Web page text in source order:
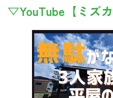
▽YouTube【ミズ